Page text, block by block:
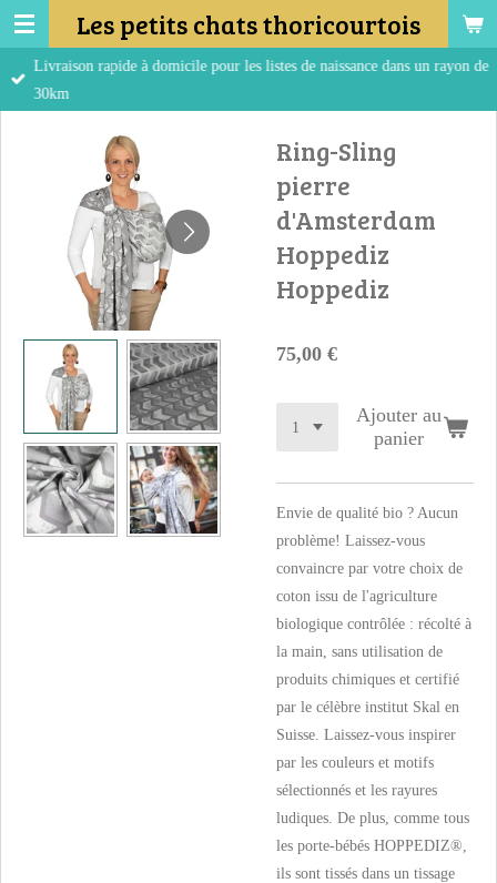
Passer
au
contenu
Les petits chats thoricourtois
Livraison rapide à domicile pour les listes de naissance dans un rayon de
30km
Ring-Sling
pierre
d'Amsterdam
Hoppediz
Hoppediz
75,00 €
Ajouter au
panier
Envie de qualité bio ? Aucun
problème! Laissez-vous
convaincre par votre choix de
coton issu de l'agriculture
biologique contrôlée : récolté à
la main, sans utilisation de
produits chimiques et certifié
par le célèbre institut Skal en
Suisse. Laissez-vous inspirer
par les couleurs et motifs
sélectionnés et les rayures
ludiques. De plus, comme tous
les porte-bébés HOPPEDIZ®,
ils sont tissés dans un tissage